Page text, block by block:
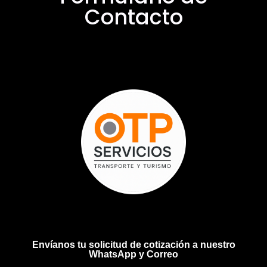
Contacto
Envíanos tu solicitud de cotización a nuestro
WhatsApp y Correo